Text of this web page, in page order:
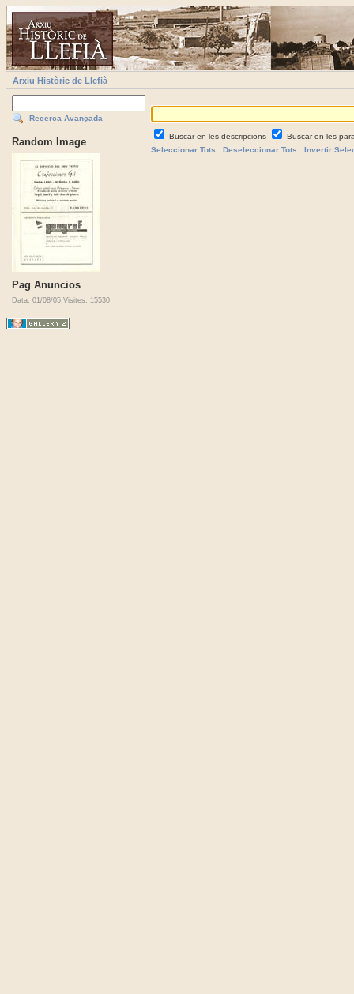
Arxiu Històric de Llefià
Recerca Avançada
Random Image
Pag Anuncios
Data: 01/08/05 Visites: 15530
Buscar en les descripcions
Buscar en les
Seleccionar Tots
Deseleccionar Tots Invertir